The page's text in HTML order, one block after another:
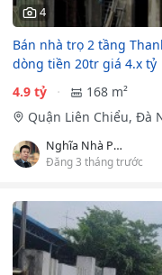
4
Bán nhà trọ 2 tầng
dòng tiền 20tr giá 4.x tỷ
4.9 tỷ
168 m²
Quận Liên Chiểu, Đà
Nghĩa Nhà Phố
Đăng 3 tháng trước